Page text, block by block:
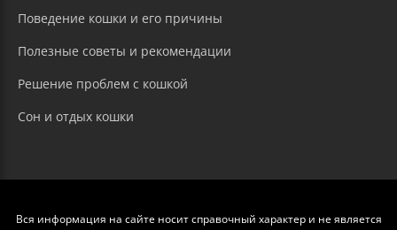
Поведение кошки и его причины
Полезные советы и рекомендации
Решение проблем с кошкой
Сон и отдых кошки
Вся информация на сайте носит справочный характер и не является